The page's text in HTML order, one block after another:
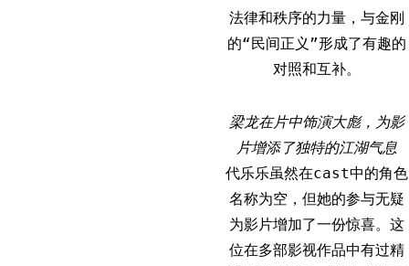
法律和秩序的力量，与金刚
的“民间正义”形成了有趣的
对照和互补。
梁龙在片中饰演大彪，为影
片增添了独特的江湖气息
代乐乐虽然在cast中的角色
名称为空，但她的参与无疑
为影片增加了一份惊喜。这
位在多部影视作品中有过精